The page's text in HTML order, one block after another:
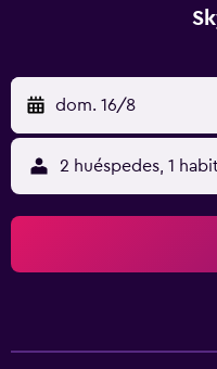
dom. 16/8
2 huéspedes, 1